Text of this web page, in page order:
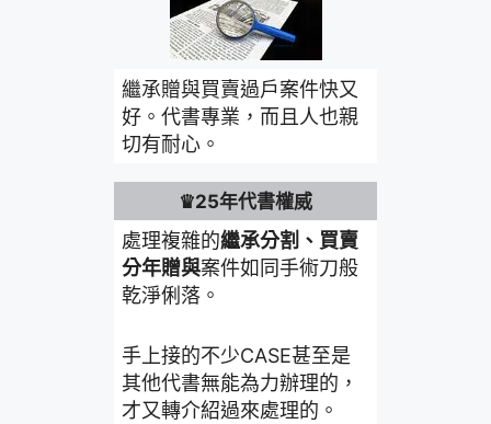
繼承贈與買賣過戶案件快又
好。代書專業，而且人也親
切有耐心。
♛25年代書權威
處理複雜的繼承分割、買賣
分年贈與案件如同手術刀般
乾淨俐落。
手上接的不少CASE甚至是
其他代書無能為力辦理的，
才又轉介紹過來處理的。